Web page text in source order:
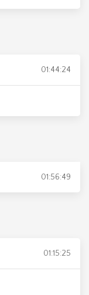
01:44:24
01:56:49
01:15:25